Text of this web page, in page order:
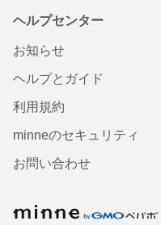
ヘルプセンター
お知らせ
ヘルプとガイド
利用規約
minneのセキュリティ
お問い合わせ